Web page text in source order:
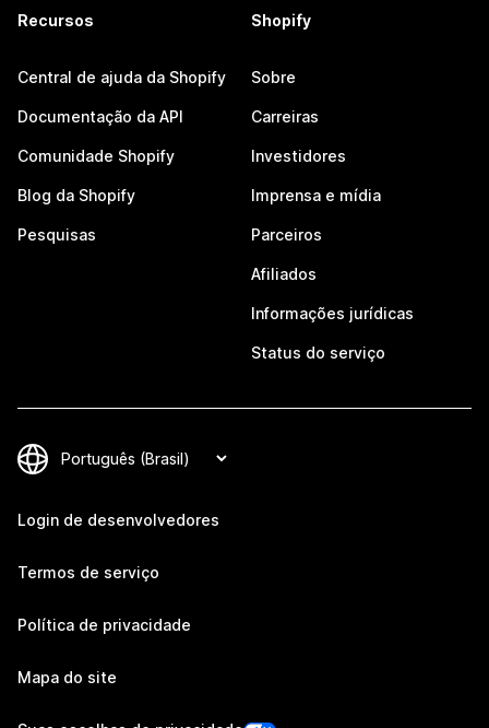
Recursos
Central de ajuda da Shopify
Documentação da API
Comunidade Shopify
Blog da Shopify
Pesquisas
Shopify
Sobre
Carreiras
Investidores
Imprensa e mídia
Parceiros
Afiliados
Informações jurídicas
Status do serviço
Login de desenvolvedores
Termos de serviço
Política de privacidade
Mapa do site